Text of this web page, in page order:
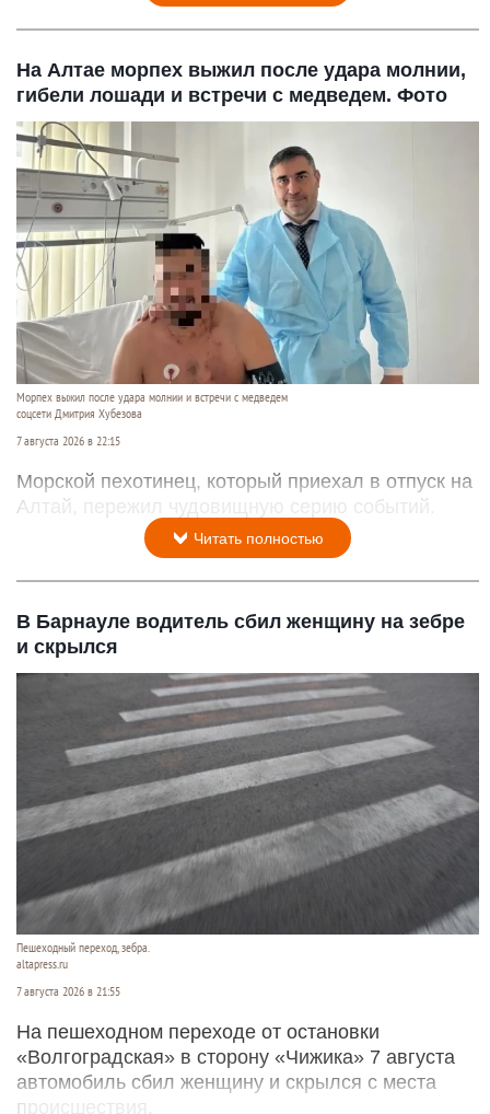
На Алтае морпех выжил после удара молнии,
гибели лошади и встречи с медведем. Фото
Морпех выжил после удара молнии и встречи с медведем
соцсети Дмитрия Хубезова
7 августа 2026 в 22:15
Морской пехотинец, который приехал в отпуск на
Алтай, пережил чудовищную серию событий.
Читать полностью
В Барнауле водитель сбил женщину на зебре
и скрылся
Пешеходный переход, зебра.
altapress.ru
7 августа 2026 в 21:55
На пешеходном переходе от остановки
«Волгоградская» в сторону «Чижика» 7 августа
автомобиль сбил женщину и скрылся с места
происшествия.